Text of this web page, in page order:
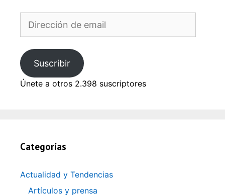
de
Suscribir
Únete a otros 2.398 suscriptores
Categorías
Actualidad y Tendencias
Artículos y prensa